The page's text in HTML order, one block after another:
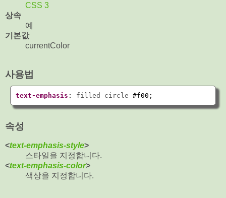
CSS 3
상속
예
기본값
currentColor
사용법
text-emphasis : filled circle #f00 ;
속성
<text-emphasis-style>
스타일을 지정합니다.
<text-emphasis-color>
색상을 지정합니다.